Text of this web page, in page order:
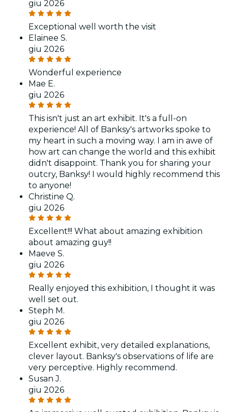
giu 2026
Exceptional well worth the visit
Elainee S.
giu 2026
Wonderful experience
Mae E.
giu 2026
This isn't just an art exhibit. It's a full-on
experience! All of Banksy's artworks spoke to
my heart in such a moving way. I am in awe of
how art can change the world and this exhibit
didn't disappoint. Thank you for sharing your
outcry, Banksy! I would highly recommend this
to anyone!
Christine Q.
giu 2026
Excellent!!! What about amazing exhibition
about amazing guy!!
Maeve S.
giu 2026
Really enjoyed this exhibition, I thought it was
well set out.
Steph M.
giu 2026
Excellent exhibit, very detailed explanations,
clever layout. Banksy's observations of life are
very perceptive. Highly recommend.
Susan J.
giu 2026